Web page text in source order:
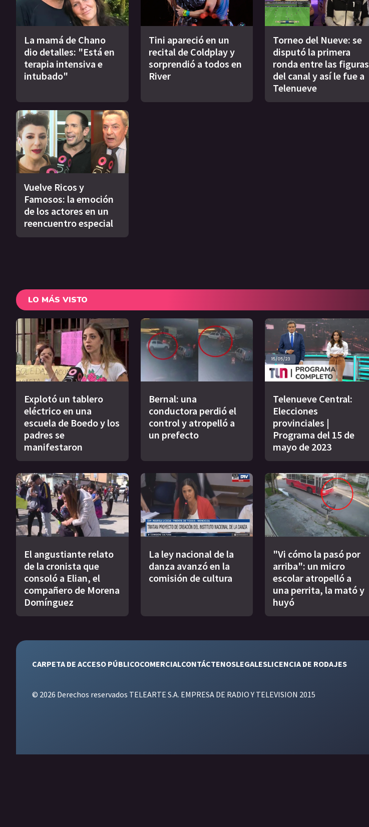
La mamá de Chano
dio detalles: "Está en
terapia intensiva e
intubado"
Tini apareció en un
recital de Coldplay y
sorprendió a todos en
River
Torneo del Nueve: se
disputó la primera
ronda entre las figuras
del canal y así le fue a
Telenueve
Vuelve Ricos y
Famosos: la emoción
de los actores en un
reencuentro especial
LO MÁS VISTO
Explotó un tablero
eléctrico en una
escuela de Boedo y los
padres se
manifestaron
Bernal: una
conductora perdió el
control y atropelló a
un prefecto
Telenueve Central:
Elecciones
provinciales |
Programa del 15 de
mayo de 2023
El angustiante relato
de la cronista que
consoló a Elian, el
compañero de Morena
Domínguez
La ley nacional de la
danza avanzó en la
comisión de cultura
"Vi cómo la pasó por
arriba": un micro
escolar atropelló a
una perrita, la mató y
huyó
CARPETA DE ACCESO PÚBLICOCOMERCIALCONTÁCTENOSLEGALESLICENCIA DE RODAJES
© 2026 Derechos reservados TELEARTE S.A. EMPRESA DE RADIO Y TELEVISION 2015